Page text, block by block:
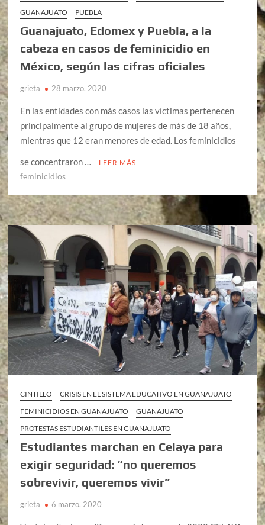
GUANAJUATO
PUEBLA
Guanajuato, Edomex y Puebla, a la
cabeza en casos de feminicidio en
México, según las cifras oficiales
grieta 28 marzo, 2020
En las entidades con más casos las víctimas pertenecen
principalmente al grupo de mujeres de más de 18 años,
mientras que 12 eran menores de edad. Los feminicidios
se concentraron …
LEER MÁS
feminicidios
CINTILLO
CRISIS EN EL SISTEMA EDUCATIVO EN GUANAJUATO
FEMINICIDIOS EN GUANAJUATO
GUANAJUATO
PROTESTAS ESTUDIANTILES EN GUANAJUATO
Estudiantes marchan en Celaya para
exigir seguridad: “no queremos
sobrevivir, queremos vivir”
grieta 6 marzo, 2020